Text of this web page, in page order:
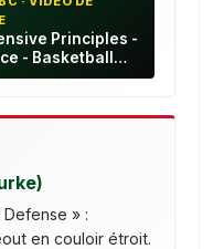
Principles -
- Basketball
» :
en couloir étroit.